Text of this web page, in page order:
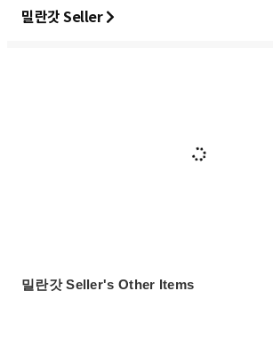
밀란갓 Seller
밀란갓 Seller's Other Items